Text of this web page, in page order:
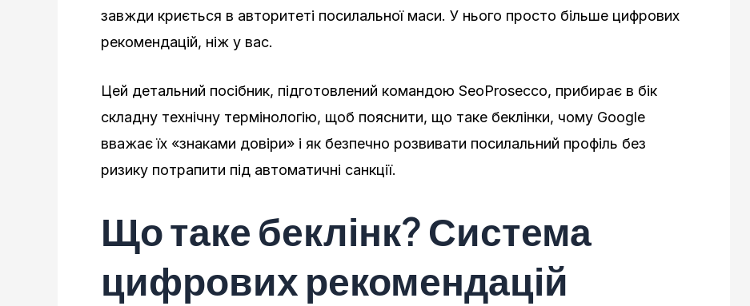
завжди криється в авторитеті посилальної маси. У нього просто більше цифрових
рекомендацій, ніж у вас.
Цей детальний посібник, підготовлений командою SeoProsecco, прибирає в бік
складну технічну термінологію, щоб пояснити, що таке беклінки, чому Google
вважає їх «знаками довіри» і як безпечно розвивати посилальний профіль без
ризику потрапити під автоматичні санкції.
Що таке беклінк? Система
цифрових рекомендацій